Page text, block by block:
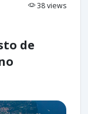
38 views
de